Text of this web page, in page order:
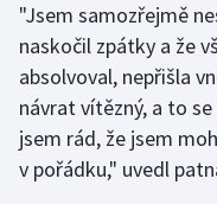
Lezení
Lyže a snowboard
Moderní pětiboj
"Jsem samozřejmě
naskočil zpátky a že
absolvoval, nepřišla
návrat vítězný, a to
jsem rád, že jsem
v pořádku," uvedl